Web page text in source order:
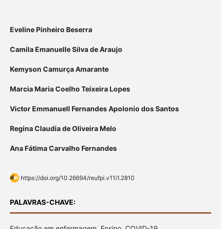
Eveline Pinheiro Beserra
Camila Emanuelle Silva de Araujo
Kemyson Camurça Amarante
Marcia Maria Coelho Teixeira Lopes
Victor Emmanuell Fernandes Apolonio dos Santos
Regina Claudia de Oliveira Melo
Ana Fátima Carvalho Fernandes
https://doi.org/10.26694/reufpi.v11i1.2810
PALAVRAS-CHAVE: